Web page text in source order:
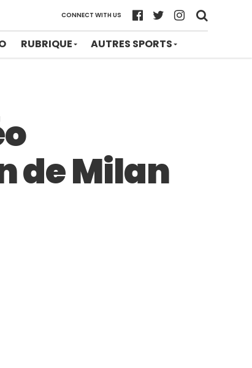
CONNECT WITH US
RUBRIQUE AUTRES SPORTS
de Milan